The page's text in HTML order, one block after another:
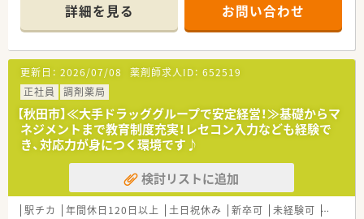
務いただける環境です。
■近くにはスーパーや商業施設もあり生活環境は充実していま
す。
≪こんな企業です≫
■秋田県と青森県に関連企業を合わせ15店舗展開しておりま
す。
■グループ全体での平均年齢は43歳、男女比は7:3で女性の方が
多いです。管理薬剤師に関しても男性8名、女性7名となっており
ます。
■直近10年の育休復帰率も100％で子育てに理解のある会社で
す。男性の育児休暇取得の実績もございます。
≪こんな方にオススメ≫
■秋田県に腰を据えて働きたい方
詳細を見る お問い合わせ
更新日： 2026/07/08 薬剤師求人ID： 652519
正社員
調剤薬局
【秋田市】≪大手ドラッググループで安定経営！≫基礎からマ
ネジメントまで教育制度充実！レセコン入力なども経験で
き、対応力が身につく環境です♪
検討リストに追加
駅チカ 年間休日120日以上 土日祝休み 新卒可 未経験可 ブラン